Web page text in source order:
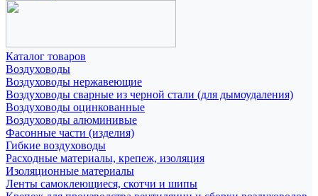
Каталог товаров
Воздуховоды
Воздуховоды нержавеющие
Воздуховоды сварные из черной стали (для дымоудаления)
Воздуховоды оцинкованные
Воздуховоды алюминивые
Фасонные части (изделия)
Гибкие воздуховоды
Расходные материалы, крепеж, изоляция
Изоляционные материалы
Ленты самоклеющиеся, скотчи и шипы